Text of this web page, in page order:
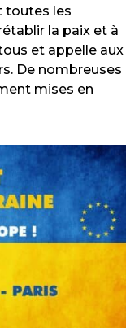
toutes les
la paix et à
et appelle aux
De nombreuses
mises en